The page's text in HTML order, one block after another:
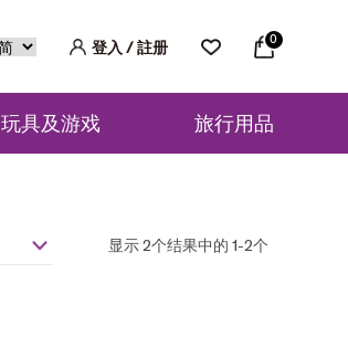
登入 / 註册 0
玩具及游戏 旅行用品
显示 2个结果中的 1-2个